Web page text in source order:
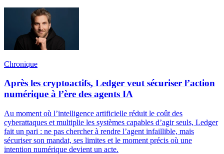
Chronique
Après les cryptoactifs, Ledger veut sécuriser l’action
numérique à l’ère des agents IA
Au moment où l’intelligence artificielle réduit le coût des
cyberattaques et multiplie les systèmes capables d’agir seuls, Ledger
fait un pari : ne pas chercher à rendre l’agent infaillible, mais
sécuriser son mandat, ses limites et le moment précis où une
intention numérique devient un acte.